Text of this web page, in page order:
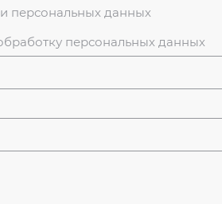
персональных данных
персональных данных